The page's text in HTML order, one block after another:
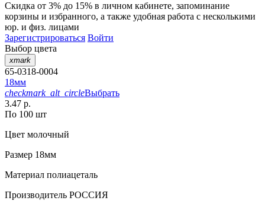
Скидка от 3% до 15% в личном кабинете, запоминание
корзины и избранного, а также удобная работа с несколькими
юр. и физ. лицами
Зарегистрироваться Войти
Выбор цвета
xmark
65-0318-0004
18мм
checkmark_alt_circleВыбрать
3.47 р.
По 100 шт
Цвет молочный
Размер 18мм
Материал полиацеталь
Производитель РОССИЯ